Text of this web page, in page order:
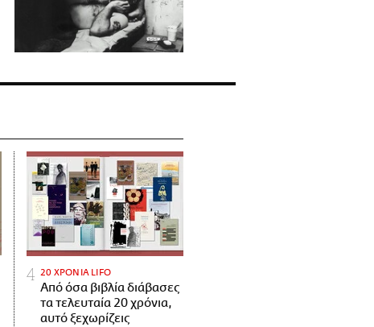
20 ΧΡΟΝΙΑ LIFO
Από όσα βιβλία διάβασες
τα τελευταία 20 χρόνια,
αυτό ξεχωρίζεις